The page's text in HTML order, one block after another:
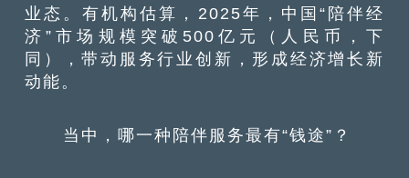
业态。有机构估算，2025年，中国“陪伴经
济”市场规模突破500亿元（人民币，下
同），带动服务行业创新，形成经济增长新
动能。
当中，哪一种陪伴服务最有“钱途”？